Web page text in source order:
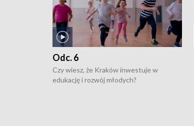
Odc. 6
Czy wiesz, że Kraków inwestuje w
edukację i rozwój młodych?